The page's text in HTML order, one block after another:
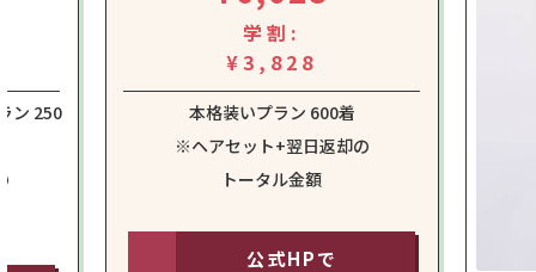
ン 250
学割:
¥3,828
本格装いプラン 600着
※ヘアセット+翌日返却の
トータル金額
公式HPで